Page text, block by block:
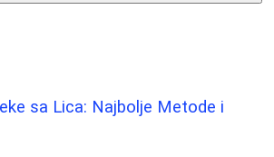
sa Lica: Najbolje Metode i